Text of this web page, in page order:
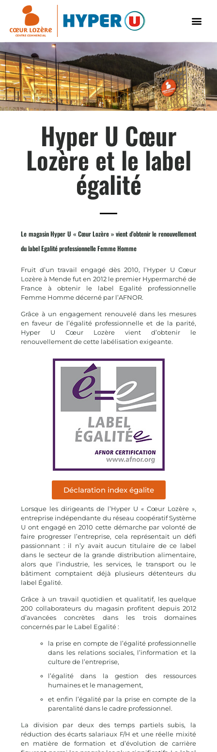
Hyper U Cœur
Lozère et le label
égalité
Le magasin Hyper U « Cœur Lozère » vient d’obtenir le renouvellement
du label Egalité professionnelle Femme Homme
Fruit d’un travail engagé dès 2010, l’Hyper U Cœur
Lozère à Mende fut en 2012 le premier Hypermarché de
France à obtenir le label Egalité professionnelle
Femme Homme décerné par l’AFNOR.
Grâce à un engagement renouvelé dans les mesures
en faveur de l’égalité professionnelle et de la parité,
Hyper U Cœur Lozère vient d’obtenir le
renouvellement de cette labélisation exigeante.
Déclaration index égalite
Lorsque les dirigeants de l’Hyper U « Cœur Lozère »,
entreprise indépendante du réseau coopératif Système
U ont engagé en 2010 cette démarche par volonté de
faire progresser l’entreprise, cela représentait un défi
passionnant : il n’y avait aucun titulaire de ce label
dans le secteur de la grande distribution alimentaire,
alors que l’industrie, les services, le transport ou le
bâtiment comptaient déjà plusieurs détenteurs du
label Égalité.
Grâce à un travail quotidien et qualitatif, les quelque
200 collaborateurs du magasin profitent depuis 2012
d’avancées concrètes dans les trois domaines
concernés par le Label Egalité :
la prise en compte de l’égalité professionnelle
dans les relations sociales, l’information et la
culture de l’entreprise,
l’égalité dans la gestion des ressources
humaines et le management,
et enfin l’égalité par la prise en compte de la
parentalité dans le cadre professionnel.
La division par deux des temps partiels subis, la
réduction des écarts salariaux F/H et une réelle mixité
en matière de formation et d’évolution de carrière